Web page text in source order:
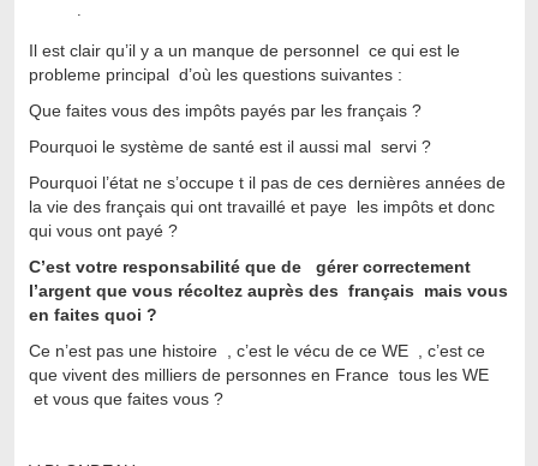
.
Il est clair qu’il y a un manque de personnel ce qui est le
probleme principal d’où les questions suivantes :
Que faites vous des impôts payés par les français ?
Pourquoi le système de santé est il aussi mal servi ?
Pourquoi l’état ne s’occupe t il pas de ces dernières années de
la vie des français qui ont travaillé et paye les impôts et donc
qui vous ont payé ?
C’est votre responsabilité que de gérer correctement
l’argent que vous récoltez auprès des français mais vous
en faites quoi ?
Ce n’est pas une histoire , c’est le vécu de ce WE , c’est ce
que vivent des milliers de personnes en France tous les WE
et vous que faites vous ?